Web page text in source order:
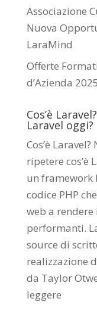
Associazione
Nuova
LaraMind
Offerte
d’Azienda
Cos’è
Laravel oggi?
Cos’è
ripetere cos’è
un framework
codice PHP
web a
performanti.
source di
realizzazione
da Taylor
leggere